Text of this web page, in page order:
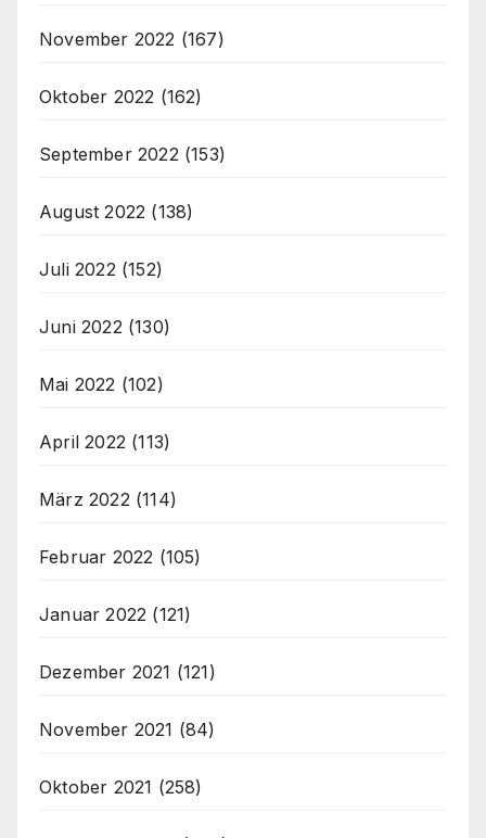
November 2022 (167)
Oktober 2022 (162)
September 2022 (153)
August 2022 (138)
Juli 2022 (152)
Juni 2022 (130)
Mai 2022 (102)
April 2022 (113)
März 2022 (114)
Februar 2022 (105)
Januar 2022 (121)
Dezember 2021 (121)
November 2021 (84)
Oktober 2021 (258)